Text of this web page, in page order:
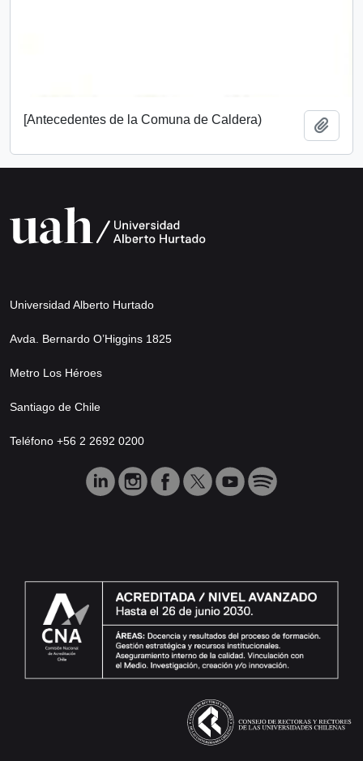
[Antecedentes de la Comuna de Caldera)
Universidad Alberto Hurtado
Avda. Bernardo O’Higgins 1825
Metro Los Héroes
Santiago de Chile
Teléfono +56 2 2692 0200